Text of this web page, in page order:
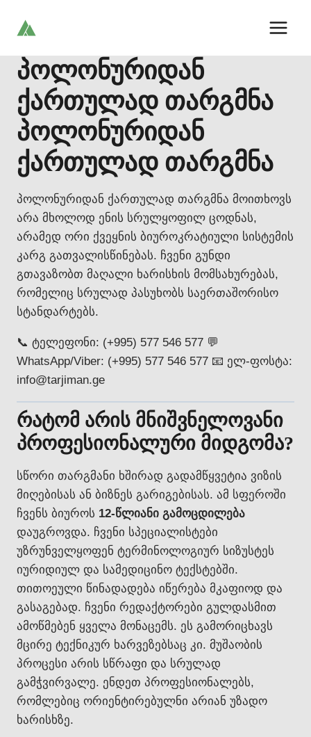
პოლონურიდან
ქართულად თარგმნა
პოლონურიდან
ქართულად თარგმნა
პოლონურიდან ქართულად თარგმნა მოითხოვს
არა მხოლოდ ენის სრულყოფილ ცოდნას,
არამედ ორი ქვეყნის ბიუროკრატიული სისტემის
კარგ გათვალისწინებას. ჩვენი გუნდი
გთავაზობთ მაღალი ხარისხის მომსახურებას,
რომელიც სრულად პასუხობს საერთაშორისო
სტანდარტებს.
📞 ტელეფონი: (+995) 577 546 577 💬
WhatsApp/Viber: (+995) 577 546 577 📧 ელ-ფოსტა:
info@tarjiman.ge
რატომ არის მნიშვნელოვანი
პროფესიონალური მიდგომა?
სწორი თარგმანი ხშირად გადამწყვეტია ვიზის
მიღებისას ან ბიზნეს გარიგებისას. ამ სფეროში
ჩვენს ბიუროს 12-წლიანი გამოცდილება
დაუგროვდა. ჩვენი სპეციალისტები
უზრუნველყოფენ ტერმინოლოგიურ სიზუსტეს
იურიდიულ და სამედიცინო ტექსტებში.
თითოეული წინადადება იწერება მკაფიოდ და
გასაგებად. ჩვენი რედაქტორები გულდასმით
ამოწმებენ ყველა მონაცემს. ეს გამორიცხავს
მცირე ტექნიკურ ხარვეზებსაც კი. მუშაობის
პროცესი არის სწრაფი და სრულად
გამჭვირვალე. ენდეთ პროფესიონალებს,
რომლებიც ორიენტირებულნი არიან უზადო
ხარისხზე.